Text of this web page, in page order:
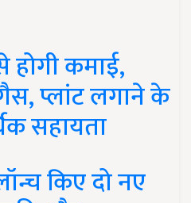
कमाई,
प्लांट लगाने के
सहायता
किए दो नए